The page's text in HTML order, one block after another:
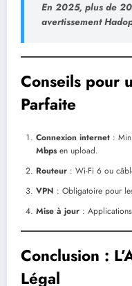
En 2025, plus de
avertissement
Conseils pour
Parfaite
Connexion internet :
Mbpsen upload.
Routeur : Wi-Fi 6 ou
VPN : Obligatoire pour
Mise à jour :
Conclusion :
Légal